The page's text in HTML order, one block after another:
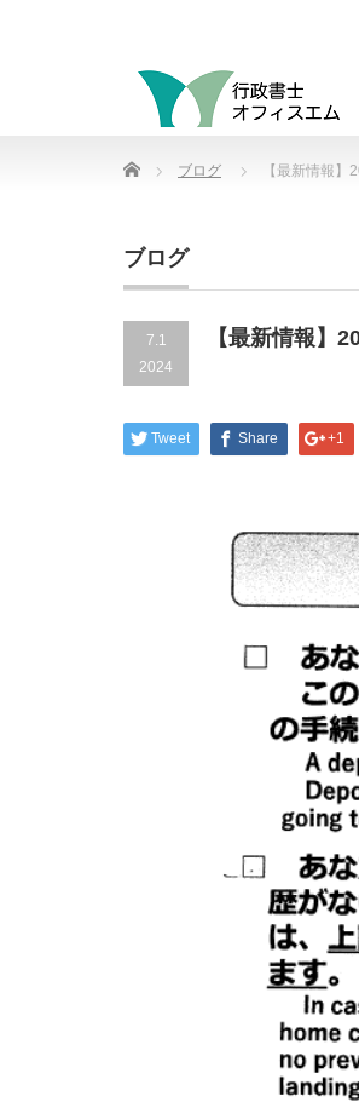
Home ブログ 【最新情報
ブログ
7.1
2024
【最新情報】
Tweet Share +1